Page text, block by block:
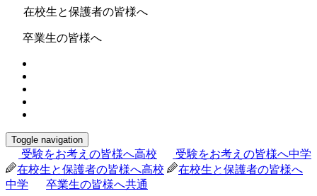
在校生と保護者の皆様へ
卒業生の皆様へ
Toggle navigation
受験をお考えの皆様へ高校 受験をお考えの皆様へ中学
在校生と保護者の皆様へ高校
在校生と保護者の皆様へ
中学
卒業生の皆様へ共通